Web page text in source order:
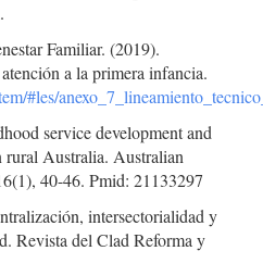
Familiar. (2019).
a la primera infancia.
#les/
service development and
Australia. Australian
40-46. Pmid: 21133297
intersectorialidad y
Revista del Clad Reforma y